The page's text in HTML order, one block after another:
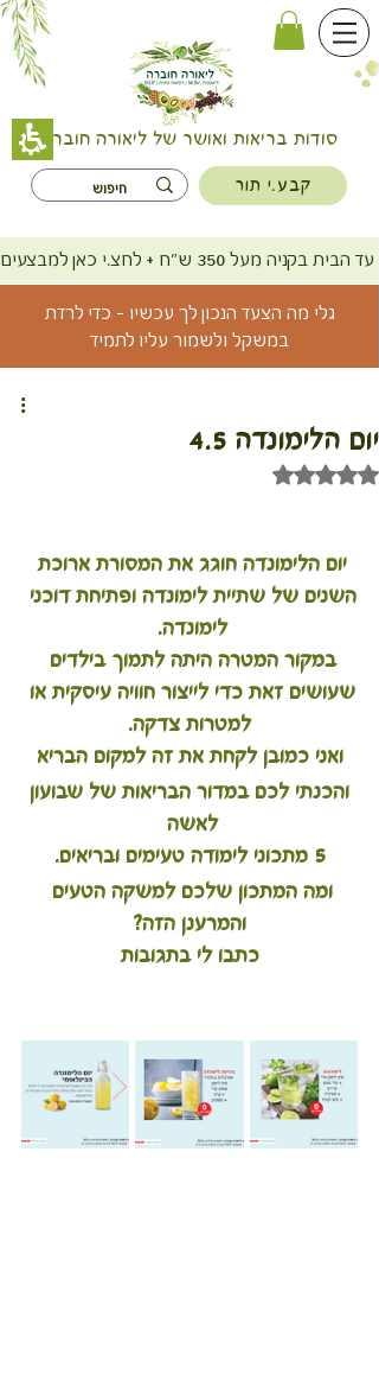
סודות בריאות ואושר של ליאורה חוברה
קבע.י תור
ש"ח + לחצ.י כאן למבצעים
גלי מה הצעד הנכון לך עכשיו - כדי לרדת
במשקל ולשמור עליו לתמיד
יום הלימונדה 4.5
דירוג של NaN מתוך 5 כוכבים
יום הלימונדה חוגג את המסורת ארוכת
השנים של שתיית לימונדה ופתיחת דוכני
לימונדה.
במקור המטרה היתה לתמוך בילדים
שעושים זאת כדי לייצור חוויה עיסקית או
למטרות צדקה.
ואני כמובן לקחת את זה למקום הבריא
והכנתי לכם במדור הבריאות של שבועון
לאשה
5 מתכוני לימודה טעימים ובריאים.
ומה המתכון שלכם למשקה הטעים
והמרענן הזה?
כתבו לי בתגובות